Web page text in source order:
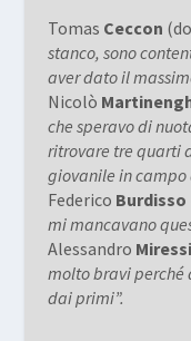
Tomas Ceccon
stanco, sono
aver dato il
Nicolò
che speravo di
ritrovare tre quarti
giovanile in campo
Federico Burdisso
mi mancavano
Alessandro Miressi
molto bravi perché
dai primi”.